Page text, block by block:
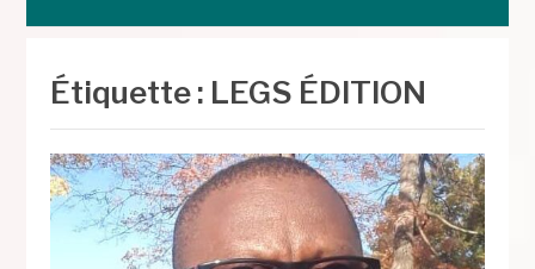
Étiquette : LEGS ÉDITION